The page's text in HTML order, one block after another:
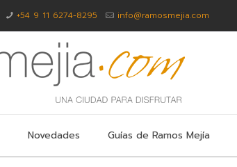
+54 9 11 6274-8295 info@ramosmejia.com
Novedades Guías de Ramos Mejía